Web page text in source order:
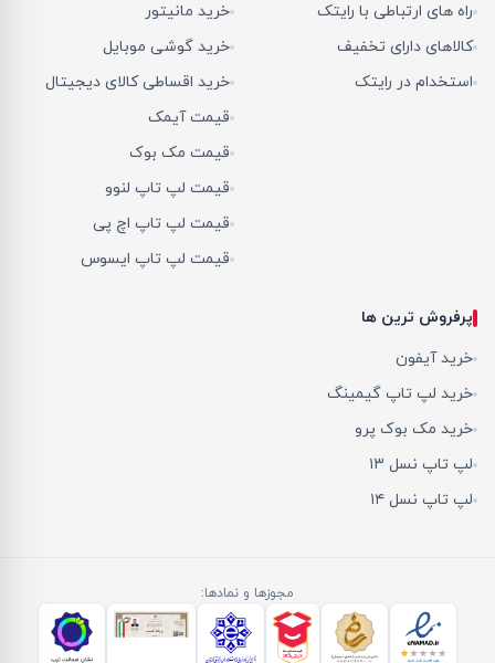
راه های ارتباطی با رایتک
کالاهای دارای تخفیف
استخدام در رایتک
خرید مانیتور
خرید گوشی موبایل
خرید اقساطی کالای دیجیتال
قیمت آیمک
قیمت مک بوک
قیمت لپ تاپ لنوو
قیمت لپ تاپ اچ پی
قیمت لپ تاپ ایسوس
پرفروش ترین ها
خرید آیفون
خرید لپ تاپ گیمینگ
خرید مک بوک پرو
لپ تاپ نسل ۱۳
لپ تاپ نسل ۱۴
مجوزها و نمادها: